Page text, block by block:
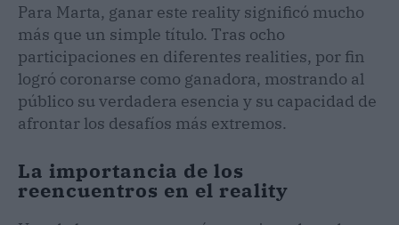
Para Marta, ganar este reality significó mucho
más que un simple título. Tras ocho
participaciones en diferentes realities, por fin
logró coronarse como ganadora, mostrando al
público su verdadera esencia y su capacidad de
afrontar los desafíos más extremos.
La importancia de los
reencuentros en el reality